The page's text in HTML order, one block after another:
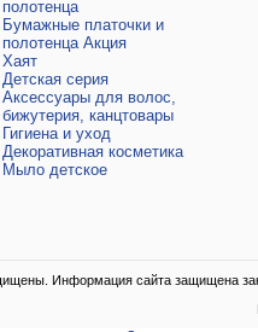
полотенца
Бумажные платочки и
полотенца Акция
Хаят
Детская серия
Аксессуары для волос,
бижутерия, канцтовары
Гигиена и уход
Декоративная косметика
Мыло детское
Информация сайта защищена